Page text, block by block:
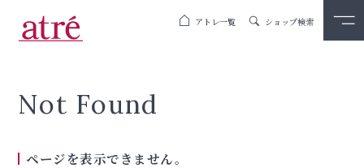
アトレ一覧 ショップ検索
Not Found
ページを表示できません。